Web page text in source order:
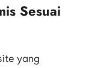
Sesuai
yang